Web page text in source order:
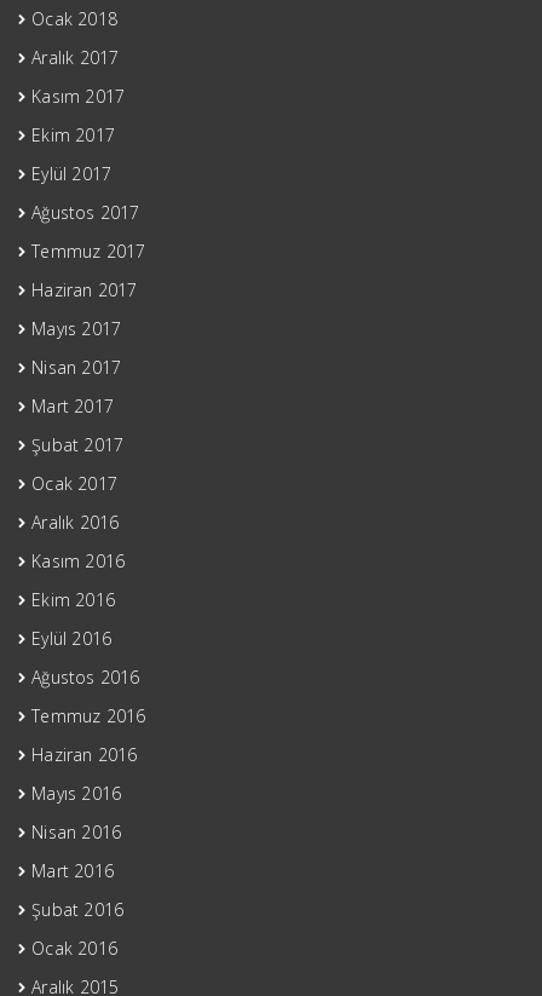
Ocak 2018
Aralık 2017
Kasım 2017
Ekim 2017
Eylül 2017
Ağustos 2017
Temmuz 2017
Haziran 2017
Mayıs 2017
Nisan 2017
Mart 2017
Şubat 2017
Ocak 2017
Aralık 2016
Kasım 2016
Ekim 2016
Eylül 2016
Ağustos 2016
Temmuz 2016
Haziran 2016
Mayıs 2016
Nisan 2016
Mart 2016
Şubat 2016
Ocak 2016
Aralık 2015